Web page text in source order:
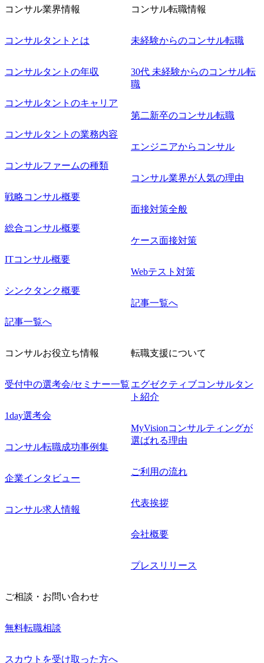
できる機会ですので、ぜひご参加ください。 当日はXspear
名参加する予定です！ ●費用 : 無料 虎ノ門ヒルズ付近 ※詳
している方
コンサル業界情報
コンサルタントとは
コンサルタントの年収
コンサルタントのキャリア
コンサルタントの業務内容
コンサルファームの種類
戦略コンサル概要
総合コンサル概要
ITコンサル概要
シンクタンク概要
記事一覧へ
コンサル転職情報
未経験からのコンサル転職
30代 未経験からのコンサル転
職
第二新卒のコンサル転職
エンジニアからコンサル
コンサル業界が人気の理由
面接対策全般
ケース面接対策
Webテスト対策
記事一覧へ
コンサルお役立ち情報
受付中の選考会/セミナー一覧
1day選考会
コンサル転職成功事例集
企業インタビュー
コンサル求人情報
転職支援について
エグゼクティブコンサルタン
ト紹介
MyVisionコンサルティングが
選ばれる理由
ご利用の流れ
代表挨拶
会社概要
プレスリリース
ご相談・お問い合わせ
無料転職相談
スカウトを受け取った方へ